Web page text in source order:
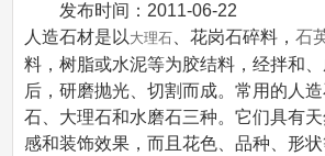
发布时间： 2011-06-22
人造石材是以 大理石 、花岗石碎料，石
料，树脂或水泥等为胶结料，经拌和
后，研磨抛光、切割而成。常用的人
石、大理石和水磨石三种。它们具有
感和装饰效果，而且花色、品种、形